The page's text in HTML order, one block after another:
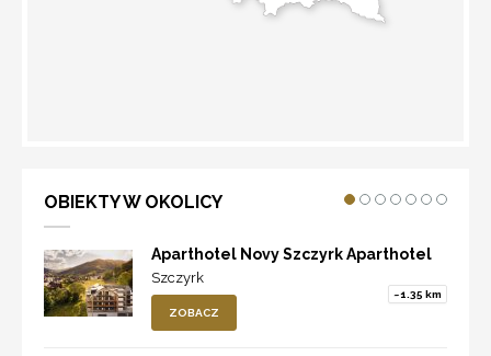
OBIEKTY W OKOLICY
Aparthotel Novy Szczyrk Aparthotel
Szczyrk
~1.35 km
ZOBACZ